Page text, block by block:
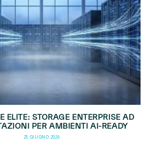
ELITE: STORAGE ENTERPRISE AD
PER AMBIENTI AI-READY
25 GIUGNO 2026